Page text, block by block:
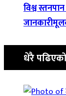
विश्व
धेरै